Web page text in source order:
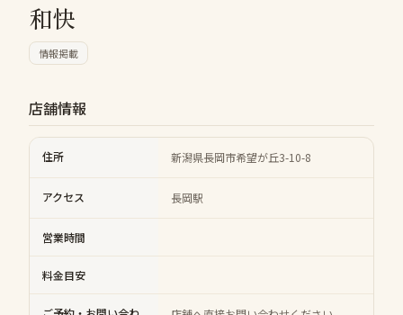
和快
情報掲載
店舗情報
住所 新潟県長岡市希望が丘3-10-8
アクセス 長岡駅
営業時間
料金目安